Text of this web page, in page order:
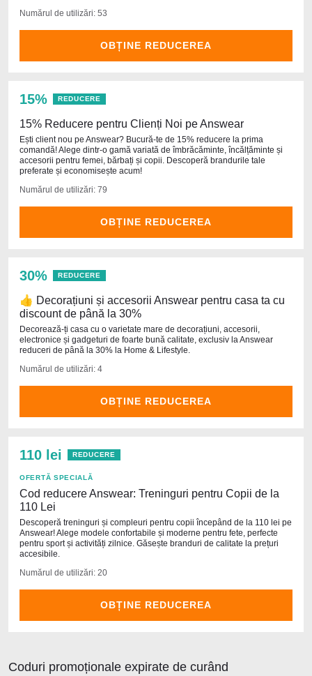
Numărul de utilizări: 53
OBȚINE REDUCEREA
15% REDUCERE
15% Reducere pentru Clienți Noi pe Answear
Ești client nou pe Answear? Bucură-te de 15% reducere la prima
comandă! Alege dintr-o gamă variată de îmbrăcăminte, încălțăminte și
accesorii pentru femei, bărbați și copii. Descoperă brandurile tale
preferate și economisește acum!
Numărul de utilizări: 79
OBȚINE REDUCEREA
30% REDUCERE
👍 Decorațiuni și accesorii Answear pentru casa ta cu
discount de până la 30%
Decorează-ți casa cu o varietate mare de decorațiuni, accesorii,
electronice și gadgeturi de foarte bună calitate, exclusiv la Answear
reduceri de până la 30% la Home & Lifestyle.
Numărul de utilizări: 4
OBȚINE REDUCEREA
110 lei REDUCERE
OFERTĂ SPECIALĂ
Cod reducere Answear: Treninguri pentru Copii de la
110 Lei
Descoperă treninguri și compleuri pentru copii începând de la 110 lei pe
Answear! Alege modele confortabile și moderne pentru fete, perfecte
pentru sport și activități zilnice. Găsește branduri de calitate la prețuri
accesibile.
Numărul de utilizări: 20
OBȚINE REDUCEREA
Coduri promoționale expirate de curând